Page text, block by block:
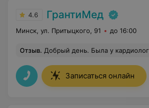
4.6 ГрантиМед
Минск, ул. Притыцкого, 91 до 16:00
Отзыв. Добрый день. Была у кардиолога Д. В. Хочу сказать доктору большое спасибо за его подход и внимательность. Честное слово, я первый раз вижу, чтобы врач
Записаться онлайн